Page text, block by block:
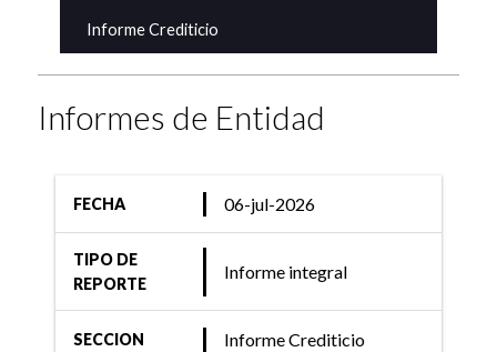
Informe Crediticio
FIX (afiliada de Fitch
Ratings) revisó a positiva
Compañías de Seguros y
Reaseguros pro ...
25-oct-2024
Informes de Entidad
FECHA 06-jul-2026
TIPO DE
REPORTE
Informe integral
SECCION Informe Crediticio